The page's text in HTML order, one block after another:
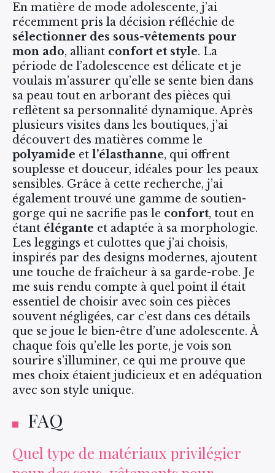
En matière de mode adolescente, j’ai
récemment pris la décision réfléchie de
sélectionner des sous-vêtements pour
mon ado, alliant confort et style. La
période de l’adolescence est délicate et je
voulais m’assurer qu’elle se sente bien dans
sa peau tout en arborant des pièces qui
reflètent sa personnalité dynamique. Après
plusieurs visites dans les boutiques, j’ai
découvert des matières comme le
polyamide et l’élasthanne, qui offrent
souplesse et douceur, idéales pour les peaux
sensibles. Grâce à cette recherche, j’ai
également trouvé une gamme de soutien-
gorge qui ne sacrifie pas le confort, tout en
étant élégante et adaptée à sa morphologie.
Les leggings et culottes que j’ai choisis,
inspirés par des designs modernes, ajoutent
une touche de fraîcheur à sa garde-robe. Je
me suis rendu compte à quel point il était
essentiel de choisir avec soin ces pièces
souvent négligées, car c’est dans ces détails
que se joue le bien-être d’une adolescente. À
chaque fois qu’elle les porte, je vois son
sourire s’illuminer, ce qui me prouve que
mes choix étaient judicieux et en adéquation
avec son style unique.
FAQ
Quel type de matériaux privilégier